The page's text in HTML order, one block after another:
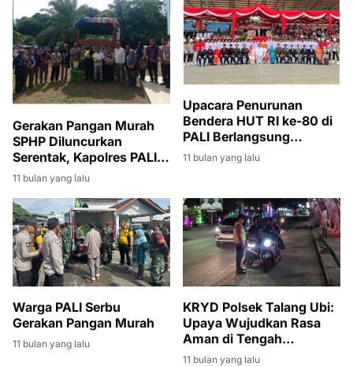
Gerakan Pangan Murah
SPHP Diluncurkan
Serentak, Kapolres PALI:
Langkah Strategis
Stabilkan Harga dan
Ketersediaan Beras
11 bulan yang lalu
Upacara Penurunan
Bendera HUT RI ke-80 di
PALI Berlangsung
Khidmat dan Penuh
Nasionalisme
11 bulan yang lalu
Warga PALI Serbu
Gerakan Pangan Murah
11 bulan yang lalu
KRYD Polsek Talang Ubi:
Upaya Wujudkan Rasa
Aman di Tengah
Masyarakat
11 bulan yang lalu